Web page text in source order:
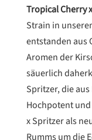
SAMEN
Menge
Tropical Cherry
Strain in
entstanden aus
Aromen der
säuerlich
Spritzer, die
Hochpotent
x Spritzer als
Rumms um die